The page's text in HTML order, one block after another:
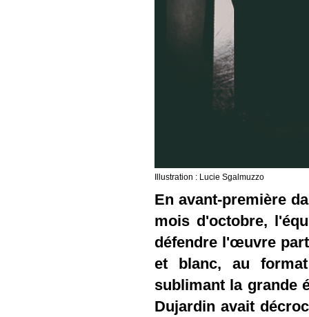
Illustration : Lucie Sgalmuzzo
En avant-première
mois d'octobre,
défendre l'œuvre
et blanc, au
sublimant la grande
Dujardin avait